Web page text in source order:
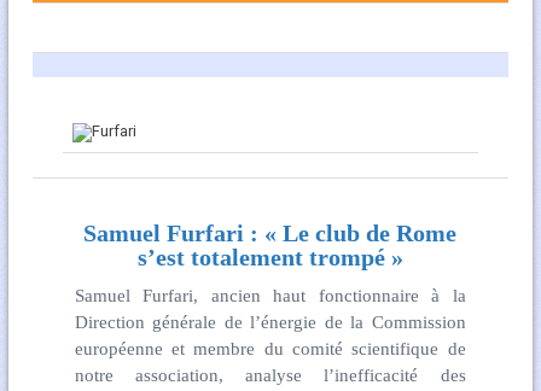
Samuel Furfari : « Le club de Rome
s’est totalement trompé »
Samuel Furfari, ancien haut fonctionnaire à la
Direction générale de l’énergie de la Commission
européenne et membre du comité scientifique de
notre association, analyse l’inefficacité des